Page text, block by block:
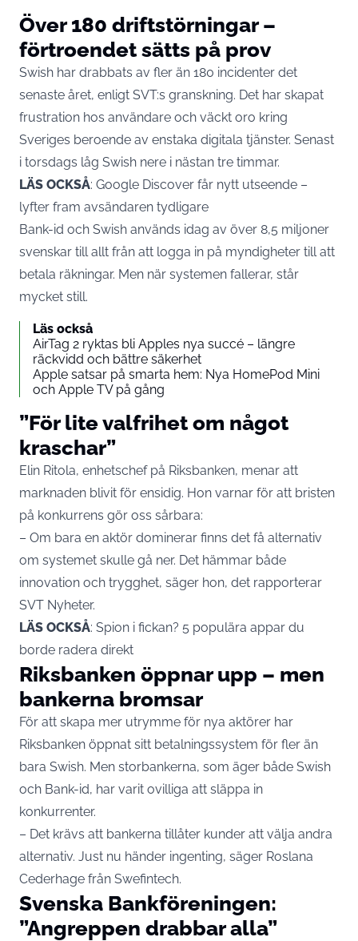
Över 180 driftstörningar –
förtroendet sätts på prov
Swish har drabbats av fler än 180 incidenter det
senaste året, enligt SVT:s granskning. Det har skapat
frustration hos användare och väckt oro kring
Sveriges beroende av enstaka digitala tjänster. Senast
i torsdags låg Swish nere i nästan tre timmar.
LÄS OCKSÅ: Google Discover får nytt utseende –
lyfter fram avsändaren tydligare
Bank-id och Swish används idag av över 8,5 miljoner
svenskar till allt från att logga in på myndigheter till att
betala räkningar. Men när systemen fallerar, står
mycket still.
Läs också
AirTag 2 ryktas bli Apples nya succé – längre
räckvidd och bättre säkerhet
Apple satsar på smarta hem: Nya HomePod Mini
och Apple TV på gång
”För lite valfrihet om något
kraschar”
Elin Ritola, enhetschef på Riksbanken, menar att
marknaden blivit för ensidig. Hon varnar för att bristen
på konkurrens gör oss sårbara:
– Om bara en aktör dominerar finns det få alternativ
om systemet skulle gå ner. Det hämmar både
innovation och trygghet, säger hon, det rapporterar
SVT Nyheter.
LÄS OCKSÅ: Spion i fickan? 5 populära appar du
borde radera direkt
Riksbanken öppnar upp – men
bankerna bromsar
För att skapa mer utrymme för nya aktörer har
Riksbanken öppnat sitt betalningssystem för fler än
bara Swish. Men storbankerna, som äger både Swish
och Bank-id, har varit ovilliga att släppa in
konkurrenter.
– Det krävs att bankerna tillåter kunder att välja andra
alternativ. Just nu händer ingenting, säger Roslana
Cederhage från Swefintech.
Svenska Bankföreningen:
”Angreppen drabbar alla”